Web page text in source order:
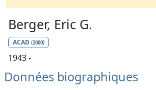
Berger, Eric G.
ACAD (2000)
1943 -
Données biographiques